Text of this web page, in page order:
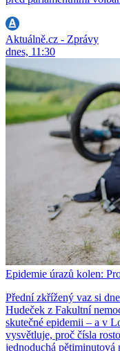
Aktuálně.cz - Zprávy
dnes, 11:30
Epidemie úrazů kolen:
Přední zkřížený vaz si
Hudeček z Fakultní
skutečné epidemii – a v
vysvětluje, proč čísla
jednoduchá